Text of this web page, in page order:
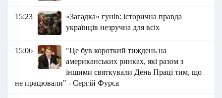
15:23
«Загадка» гунів: історична правда
українців незручна для всіх
15:06
"Це був короткий тиждень на
американських ринках, які разом з
іншими святкували День Праці тим, що
не працювали" - Сергій Фурса